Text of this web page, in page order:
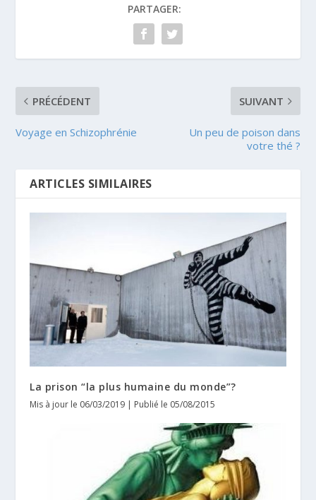
PARTAGER:
PRÉCÉDENT
Voyage en Schizophrénie
SUIVANT
Un peu de poison dans
votre thé ?
ARTICLES SIMILAIRES
La prison “la plus humaine du monde”?
Mis à jour le 06/03/2019 | Publié le 05/08/2015